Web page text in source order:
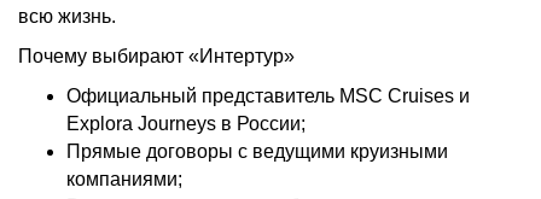
всю жизнь.
Почему выбирают «Интертур»
Официальный представитель MSC Cruises и
Explora Journeys в России;
Прямые договоры с ведущими круизными
компаниями;